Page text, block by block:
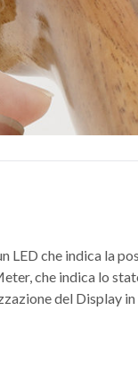
LED che indica la
che indica lo
del Display